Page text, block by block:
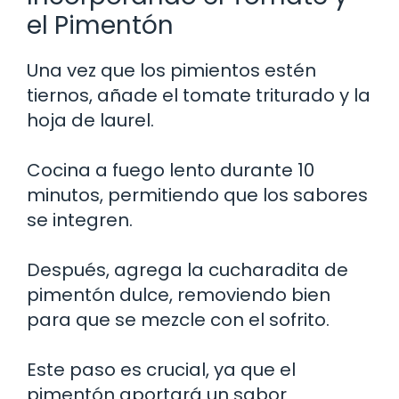
el Pimentón
Una vez que los pimientos estén
tiernos, añade el tomate triturado y la
hoja de laurel.
Cocina a fuego lento durante 10
minutos, permitiendo que los sabores
se integren.
Después, agrega la cucharadita de
pimentón dulce, removiendo bien
para que se mezcle con el sofrito.
Este paso es crucial, ya que el